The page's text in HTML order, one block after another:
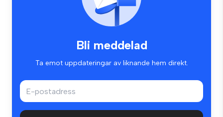
Bli meddelad
Ta emot uppdateringar av liknande hem direkt.